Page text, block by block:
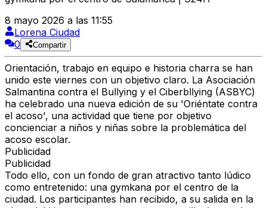
8 mayo 2026 a las 11:55
Lorena Ciudad
0
Compartir
Orientación, trabajo en equipo e historia charra se han
unido este viernes con un objetivo claro. La Asociación
Salmantina contra el Bullying y el Ciberbllying (ASBYC)
ha celebrado una nueva edición de su 'Oriéntate contra
el acoso', una actividad que tiene por objetivo
concienciar a niños y niñas sobre la problemática del
acoso escolar.
Publicidad
Publicidad
Todo ello, con un fondo de gran atractivo tanto lúdico
como entretenido: una gymkana por el centro de la
ciudad. Los participantes han recibido, a su salida en la